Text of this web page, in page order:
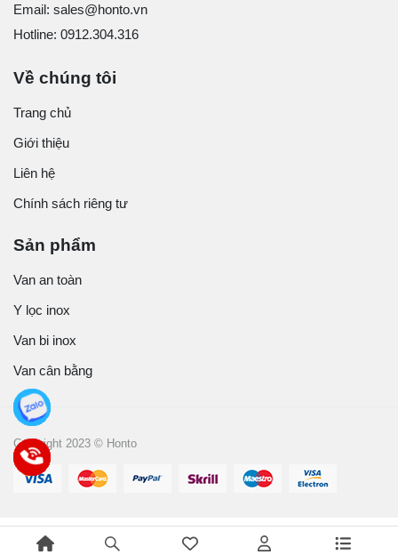
Email: sales@honto.vn
Hotline: 0912.304.316
Về chúng tôi
Trang chủ
Giới thiệu
Liên hệ
Chính sách riêng tư
Sản phẩm
Van an toàn
Y lọc inox
Van bi inox
Van cân bằng
Copyright 2023 © Honto